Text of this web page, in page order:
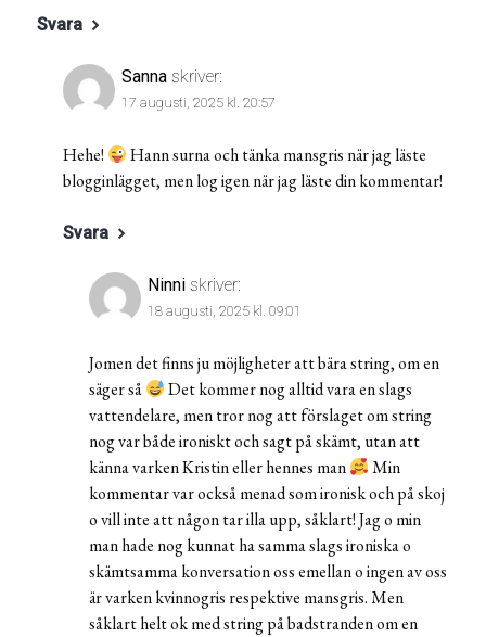
Svara
Sanna skriver:
17 augusti, 2025 kl. 20:57
Hehe!
Hann surna och tänka mansgris när jag läste
blogginlägget, men log igen när jag läste din kommentar!
Svara
Ninni skriver:
18 augusti, 2025 kl. 09:01
Jomen det finns ju möjligheter att bära string, om en
säger så
Det kommer nog alltid vara en slags
vattendelare, men tror nog att förslaget om string
nog var både ironiskt och sagt på skämt, utan att
känna varken Kristin eller hennes man
Min
kommentar var också menad som ironisk och på skoj
o vill inte att någon tar illa upp, såklart! Jag o min
man hade nog kunnat ha samma slags ironiska o
skämtsamma konversation oss emellan o ingen av oss
är varken kvinnogris respektive mansgris. Men
såklart helt ok med string på badstranden om en